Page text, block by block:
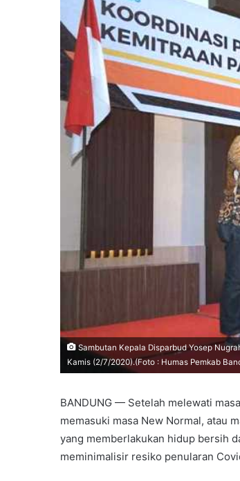
Sambutan Kepala Disparbud Yosep
Kamis (2/7/2020).(Foto : Humas Pemkab
BANDUNG — Setelah melewati
memasuki masa New Normal, atau
yang memberlakukan hidup bersih
meminimalisir resiko penularan